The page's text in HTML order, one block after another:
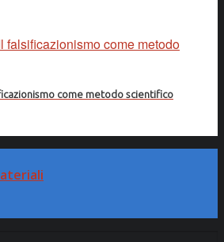
come metodo scientifico